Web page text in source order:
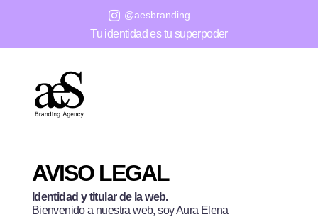
 @aesbranding
Tu identidad es tu superpoder
AVISO LEGAL
Identidad y titular de la web.­
Bienvenido a nuestra web, soy Aura Elena